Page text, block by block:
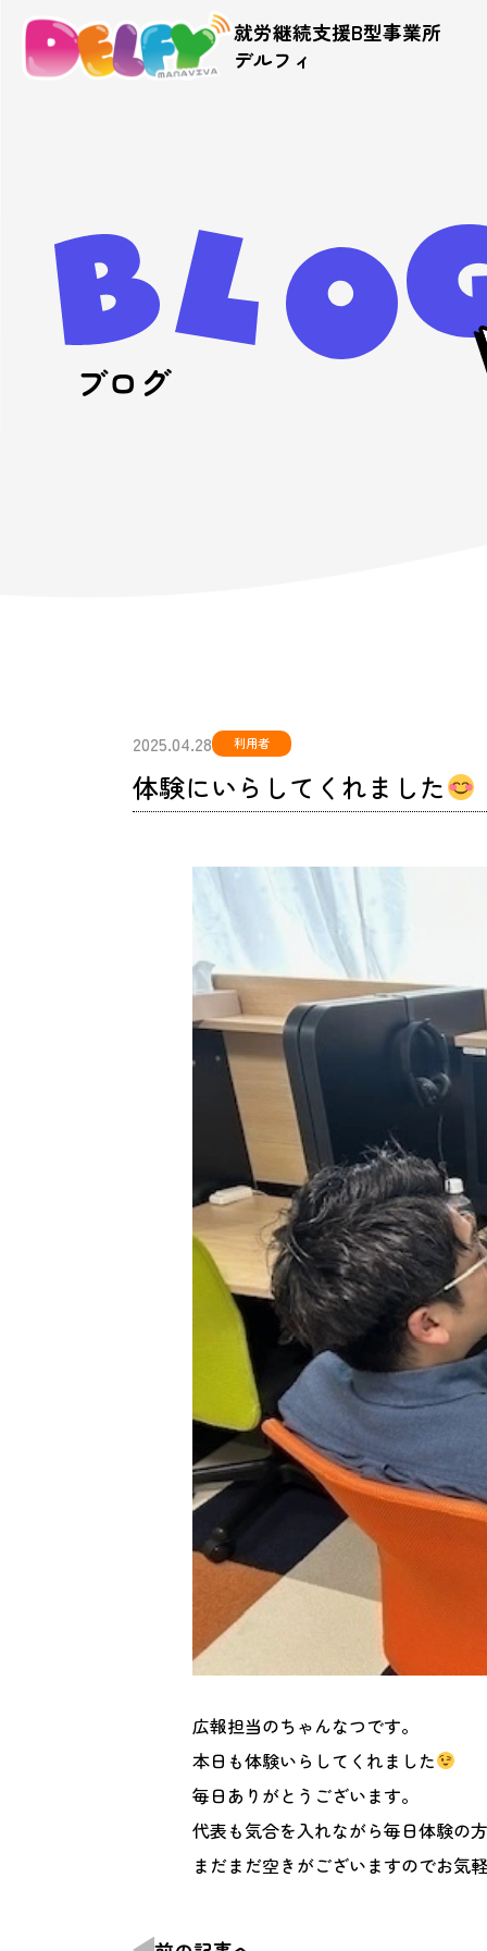
就労継続支援B型事業所
デルフィ
ブログ
2025.04.28 利用者
体験にいらしてくれました
広報担当のちゃんなつです。
本日も体験いらしてくれました
毎日ありがとうございます。
代表も気合を入れながら毎日体験の
まだまだ空きがございますのでお気